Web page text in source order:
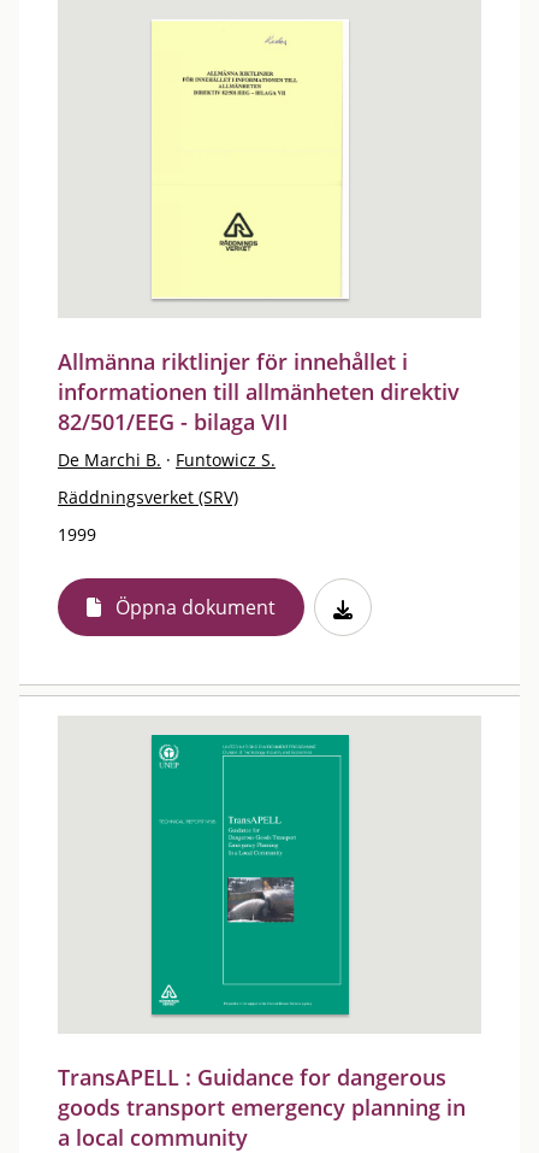
Allmänna riktlinjer för innehållet i
informationen till allmänheten direktiv
82/501/EEG - bilaga VII
De Marchi B. · Funtowicz S.
Räddningsverket (SRV)
1999
Öppna dokument
TransAPELL : Guidance for dangerous
goods transport emergency planning in
a local community